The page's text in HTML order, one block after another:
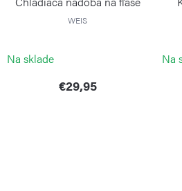
WEIS
Na sklade
€29,95
Na